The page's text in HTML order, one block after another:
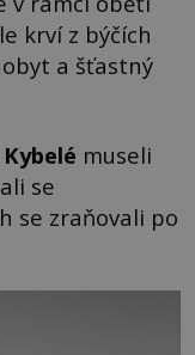
krví z býčích
a šťastný
Kybelé museli
se
se zraňovali po